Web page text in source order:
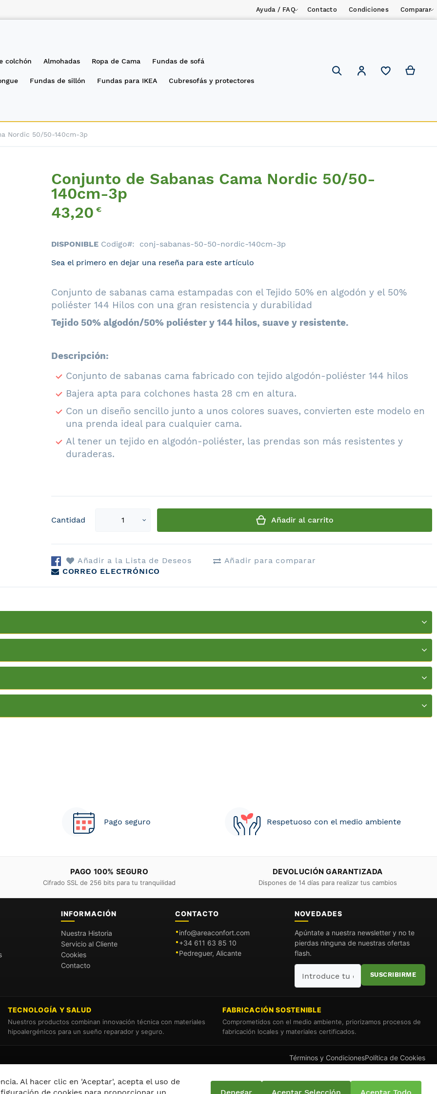
Ayuda / FAQ Contacto Condiciones Comparar
colchón Almohadas Ropa de Cama Fundas de sofá
Fundas de sillón Fundas para IKEA Cubresofás y protectores
Search
Mi cuenta
Nordic 50/50-140cm-3p
Conjunto de Sabanas Cama Nordic 50/50-
140cm-3p
43,20€
DISPONIBLE Codigo
conj-sabanas-50-50-nordic-140cm-3p
Sea el primero en dejar una reseña para este artículo
Conjunto de sabanas cama estampadas con el Tejido 50% en algodón y el 50%
poliéster 144 Hilos con una gran resistencia y durabilidad
Tejido 50% algodón/50% poliéster y 144 hilos, suave y resistente.
Descripción:
Conjunto de sabanas cama fabricado con tejido algodón-poliéster 144 hilos
Bajera apta para colchones hasta 28 cm en altura.
Con un diseño sencillo junto a unos colores suaves, convierten este modelo en
una prenda ideal para cualquier cama.
Al tener un tejido en algodón-poliéster, las prendas son más resistentes y
duraderas.
Cantidad
Select
Añadir al carrito
Añadir a la Lista de Deseos
Añadir para comparar
CORREO ELECTRÓNICO
Pago seguro Respetuoso con el medio ambiente
PAGO 100% SEGURO
Cifrado SSL de 256 bits para tu tranquilidad
DEVOLUCIÓN GARANTIZADA
Dispones de 14 días para realizar tus cambios
INFORMACIÓN
Nuestra Historia
Servicio al Cliente
Cookies
Contacto
CONTACTO
info@areaconfort.com
+34 611 63 85 10
Pedreguer, Alicante
NOVEDADES
Apúntate a nuestra newsletter y no te
pierdas ninguna de nuestras ofertas
flash.
Introduce
email
SUSCRIBIRME
TECNOLOGÍA Y SALUD
Nuestros productos combinan innovación técnica con materiales
hipoalergénicos para un sueño reparador y seguro.
FABRICACIÓN SOSTENIBLE
Comprometidos con el medio ambiente, priorizamos procesos de
fabricación locales y materiales certificados.
Términos y CondicionesPolítica de Cookies
Al hacer clic en 'Aceptar', acepta el uso de